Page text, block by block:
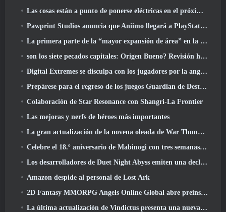
Las cosas están a punto de ponerse eléctricas en el próximo evento Aftershock de Apex Legends
Pawprint Studios anuncia que Aniimo llegará a PlayStation 5 Y la tienda de Epic Games en los lanzamientos
La primera parte de la “mayor expansión de área” en la historia de RuneScape se lanza hoy
son los siete pecados capitales: Origen Bueno? Revisión honesta
Digital Extremes se disculpa con los jugadores por la angustia causada por las “invitaciones nefastas” en Warframe
Prepárese para el regreso de los juegos Guardian de Destiny 2
Colaboración de Star Resonance con Shangri-La Frontier
Las mejoras y nerfs de héroes más importantes
La gran actualización de la novena oleada de War Thunder mejora el aspecto de las batallas navales con imágenes acuáticas mejoradas
Celebre el 18.º aniversario de Mabinogi con tres semanas de eventos y recompensas
Los desarrolladores de Duet Night Abyss emiten una declaración oficial sobre un reciente incidente de malware después de la actualización del juego
Amazon despide al personal de Lost Ark
2D Fantasy MMORPG Angels Online Global abre preinscripción
La última actualización de Vindictus presenta una nueva incursión en la que los jugadores se enfrentarán al Guardián de Caliburn